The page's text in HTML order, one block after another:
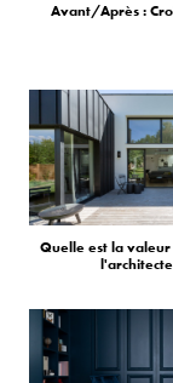
Avant/Après :
Quelle est la